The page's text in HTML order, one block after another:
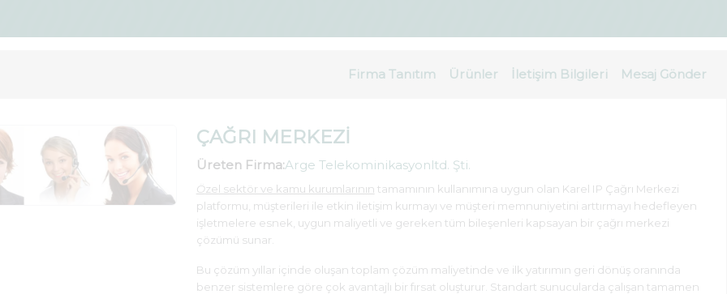
Firma Tanıtım Ürünler İletişim Bilgileri Mesaj Gönder
ÇAĞRI MERKEZİ
Üreten Firma:Arge Telekominikasyonltd. Şti.
Özel sektör ve kamu kurumlarının tamamının kullanımına uygun olan Karel IP Çağrı Merkezi
platformu, müşterileri ile etkin iletişim kurmayı ve müşteri memnuniyetini arttırmayı hedefleyen
işletmelere esnek, uygun maliyetli ve gereken tüm bileşenleri kapsayan bir çağrı merkezi
çözümü sunar.
Bu çözüm yıllar içinde oluşan toplam çözüm maliyetinde ve ilk yatırımın geri dönüş oranında
benzer sistemlere göre çok avantajlı bir fırsat oluşturur. Standart sunucularda çalışan tamamen